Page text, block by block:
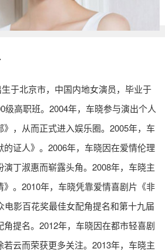
于北京市，中国内地女演员，毕业于
级高职班。2004年，车晓参与演出个人
，从而正式进入娱乐圈。2005年，车
证人》。2006年，车晓因在爱情伦理
丁淑惠而崭露头角。2008年，车晓主
。2010年，车晓凭靠爱情喜剧片《非
电影百花奖最佳女配角提名和第十九届
提名。2012年，车晓因在都市轻喜剧
若云而荣获更多关注。2013年，车晓主